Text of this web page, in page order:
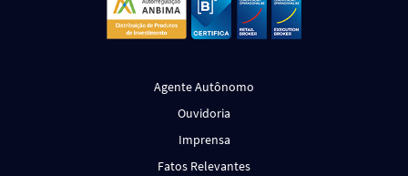
Agente Autônomo
Ouvidoria
Imprensa
Fatos Relevantes